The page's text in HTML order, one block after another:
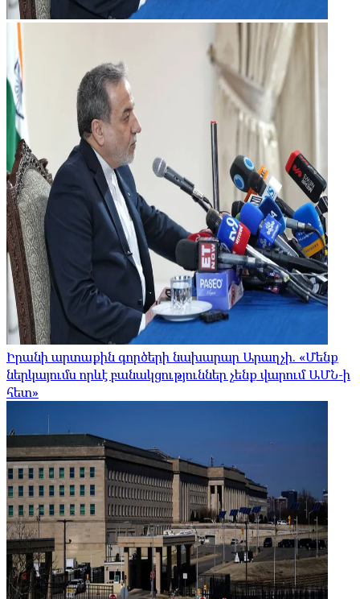
Իրանի արտաքին գործերի նախարար Արաղչի. «Մենք
ներկայումս որևէ բանակցություններ չենք վարում ԱՄՆ-ի
հետ»